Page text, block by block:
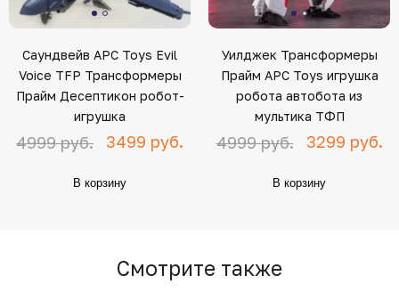
Саундвейв APC Toys Evil
Voice TFP Трансформеры
Прайм Десептикон робот-
игрушка
4999 руб. 3499 руб.
В корзину
Уилджек Трансформеры
Прайм APC Toys игрушка
робота автобота из
мультика ТФП
4999 руб. 3299 руб.
В корзину
Смотрите также